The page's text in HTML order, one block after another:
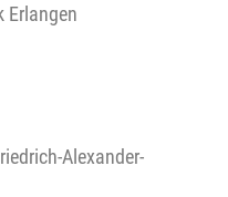
Erlangen
Alexander-